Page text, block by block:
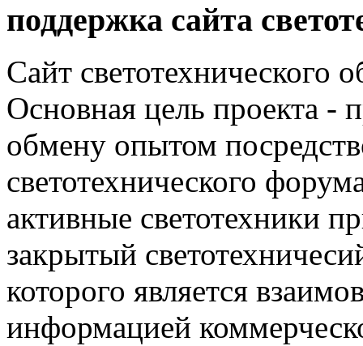
поддержка сайта
Сайт светотехнического
Основная цель проекта -
обмену опытом
светотехнического
активные светотехники
закрытый
которого является
информацией